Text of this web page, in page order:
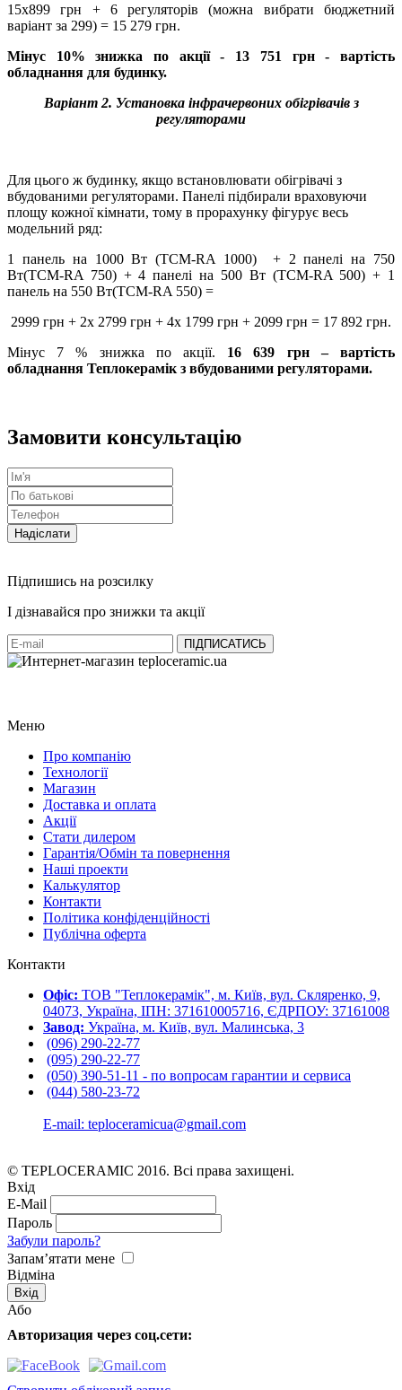
15х899 грн + 6 регуляторів (можна вибрати бюджетний
варіант за 299) = 15 279 грн.
Мінус 10% знижка по акції - 13 751 грн - вартість
обладнання для будинку.
Варіант 2. Установка інфрачервоних обігрівачів з
регуляторами
Для цього ж будинку, якщо встановлювати обігрівачі з
вбудованими регуляторами. Панелі підбирали враховуючи
площу кожної кімнати, тому в прорахунку фігурує весь
модельний ряд:
1 панель на 1000 Вт (ТСМ-RA 1000) + 2 панелі на 750
Вт(ТСМ-RA 750) + 4 панелі на 500 Вт (ТСМ-RA 500) + 1
панель на 550 Вт(ТСМ-RA 550) =
2999 грн + 2х 2799 грн + 4х 1799 грн + 2099 грн = 17 892 грн.
Мінус 7 % знижка по акції. 16 639 грн – вартість
обладнання Теплокерамік з вбудованими регуляторами.
Замовити консультацію
Надіслати
Підпишись на розсилку
І дізнавайся про знижки та акції
Меню
Про компанію
Технології
Магазин
Доставка и оплата
Акції
Стати дилером
Гарантія/Обмін та повернення
Наші проекти
Калькулятор
Контакти
Політика конфіденційності
Публічна оферта
Контакти
Офіс: ТОВ "Теплокерамік", м. Київ, вул. Скляренко, 9,
04073, Україна, ІПН: 371610005716, ЄДРПОУ: 37161008
Завод: Україна, м. Київ, вул. Малинська, 3
(096) 290-22-77
(095) 290-22-77
(050) 390-51-11 - по вопросам гарантии и cервиса
(044) 580-23-72
E-mail: teploceramicua@gmail.com
© TEPLOCERAMIC 2016. Всі права захищені.
Вхід
E-Mail
Пароль
Забули пароль?
Запам’ятати мене
Відміна
Або
Авторизация через соц.сети: